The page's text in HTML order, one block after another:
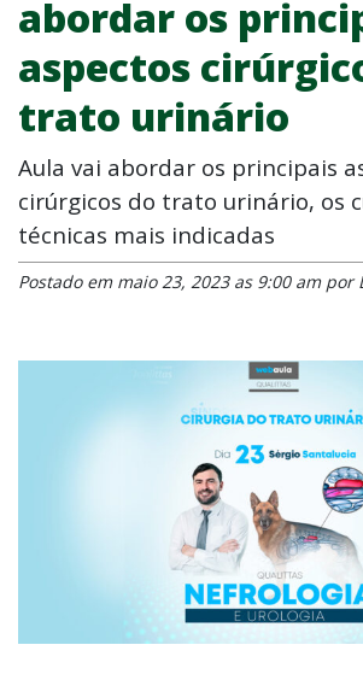
abordar os
aspectos
trato urinário
Aula vai abordar os principais
cirúrgicos do trato urinário, os
técnicas mais indicadas
Postado em maio 23, 2023 as 9:00 am por